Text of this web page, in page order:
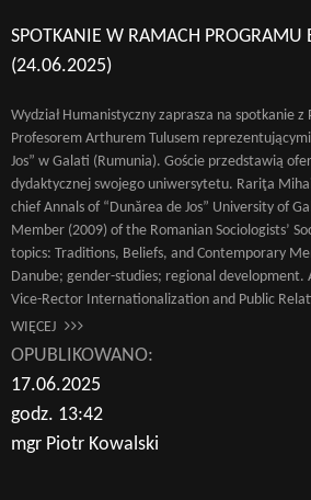
SPOTKANIE W RAMACH PROGRAMU
(24.06.2025)
Wydział Humanistyczny zaprasza na spotkanie
Profesorem Arthurem Tulusem
Jos” w Galati (Rumunia). Goście przedstawią
dydaktycznej swojego uniwersytetu. Rariţa
chief Annals of “Dunărea de Jos” University of
Member (2009) of the Romanian Sociologists’
topics: Traditions, Beliefs, and Contemporary
Danube; gender-studies; regional development.
Vice-Rector Internationalization and Public
WIĘCEJ
OPUBLIKOWANO:
17.06.2025
godz. 13:42
mgr Piotr Kowalski